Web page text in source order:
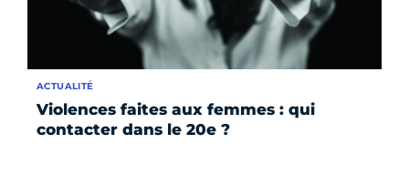
Violences faites aux femmes : qui
contacter dans le 20e ?
ACTUALITÉ